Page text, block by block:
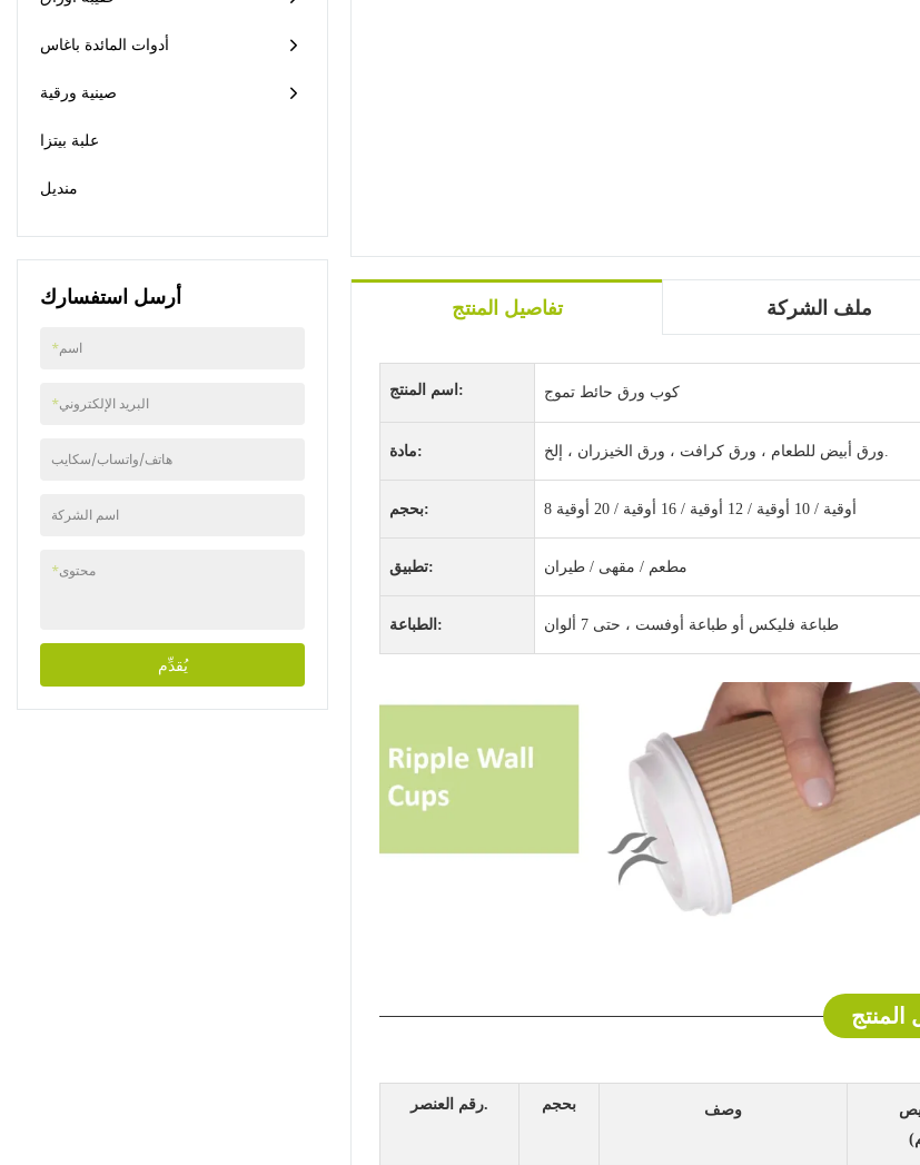
تفاصيل المنتج ملف الشركة
اسم المنتج: كوب ورق حائط تموج
مادة:
بحجم: 8 أوقية / 10 أوقية / 12 أوقية / 16 أوقية / 20 أوقية
تطبيق: مطعم / مقهى / طيران
الطباعة: طباعة فليكس أو طباعة أوفست ، حتى 7 ألوان
المنتج
رقم العنصر. بحجم وصف
أدوات المائدة باغاس
صينية ورقية
علبة بيتزا
منديل
أرسل استفسارك
*اسم
*البريد الإلكتروني
هاتف/واتساب/سكايب
اسم الشركة
*محتوى
يُقدِّم